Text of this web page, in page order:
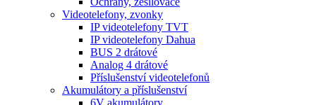
Videotelefony, zvonky
IP videotelefony TVT
IP videotelefony Dahua
BUS 2 drátové
Analog 4 drátové
Příslušenství videotelefonů
Akumulátory a příslušenství